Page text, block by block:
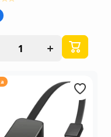
Aumentar
cantidad
para